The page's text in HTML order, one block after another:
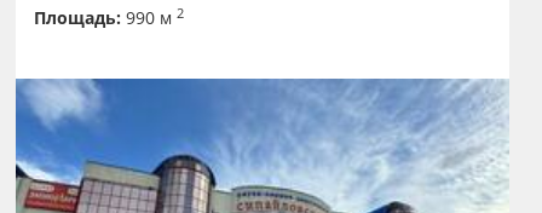
Площадь: 990 м2